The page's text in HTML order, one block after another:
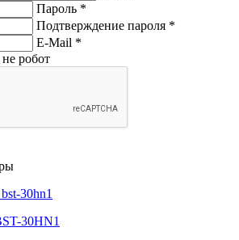
Пароль *
Подтверждение пароля *
E-Mail *
робот
30HN1